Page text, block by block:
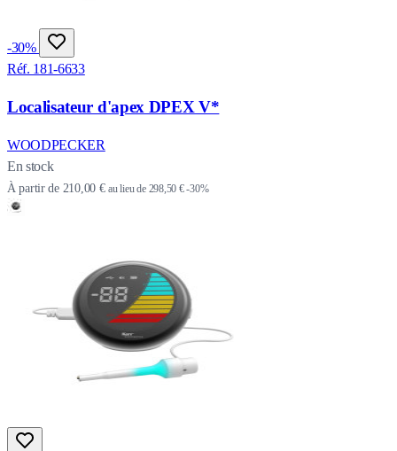
-30%
Réf. 181-6633
Localisateur d'apex DPEX V*
WOODPECKER
En stock
À partir de 210,00 € au lieu de 298,50 €-30%